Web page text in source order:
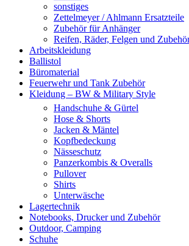
sonstiges
Zettelmeyer / Ahlmann Ersatzteile
Zubehör für Anhänger
Reifen, Räder, Felgen und
Arbeitskleidung
Ballistol
Büromaterial
Feuerwehr und Tank Zubehör
Kleidung – BW & Military Style
Handschuhe & Gürtel
Hose & Shorts
Jacken & Mäntel
Kopfbedeckung
Nässeschutz
Panzerkombis & Overalls
Pullover
Shirts
Unterwäsche
Lagertechnik
Notebooks, Drucker und Zubehör
Outdoor, Camping
Schuhe